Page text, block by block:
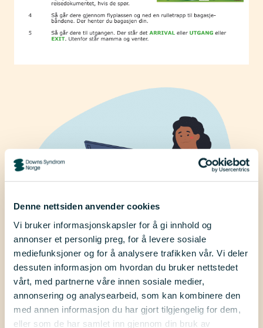
Denne nettsiden anvender cookies
Vi bruker informasjonskapsler for å gi innhold og
annonser et personlig preg, for å levere sosiale
mediefunksjoner og for å analysere trafikken vår. Vi deler
dessuten informasjon om hvordan du bruker nettstedet
vårt, med partnerne våre innen sosiale medier,
annonsering og analysearbeid, som kan kombinere den
med annen informasjon du har gjort tilgjengelig for dem,
eller som de har samlet inn gjennom din bruk av
Skriv om dine erfaringer